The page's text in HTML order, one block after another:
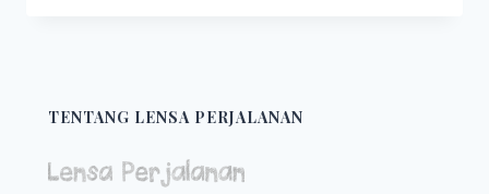
SEKOLAH
TENTANG LENSA PERJALANAN